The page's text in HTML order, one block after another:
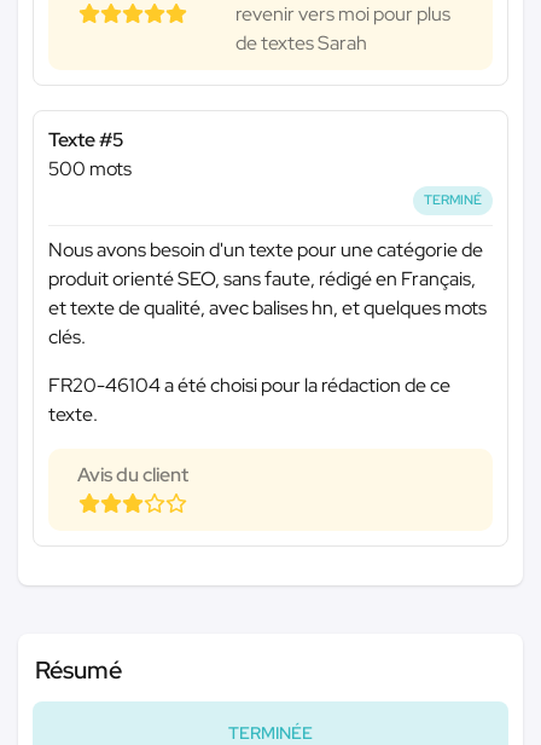
revenir vers moi pour plus
de textes Sarah
Texte #5
500 mots
TERMINÉ
Nous avons besoin d'un texte pour une catégorie de
produit orienté SEO, sans faute, rédigé en Français,
et texte de qualité, avec balises hn, et quelques mots
clés.
FR20-46104 a été choisi pour la rédaction de ce
texte.
Avis du client
Résumé
TERMINÉE